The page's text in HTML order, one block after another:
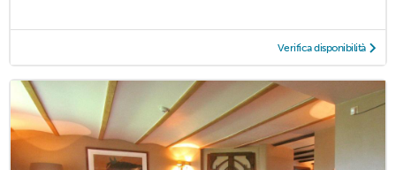
Verifica disponibilità